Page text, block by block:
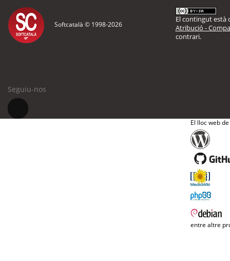
Softcatalà © 1998-2026
El contingut està
Atribució -
contrari.
Seguiu-nos
El lloc web
entre altre